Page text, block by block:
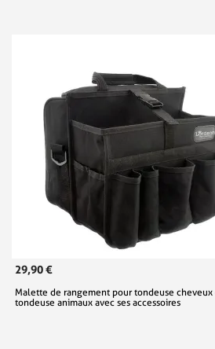
29,90 €
Malette de rangement pour tondeuse cheveux
tondeuse animaux avec ses accessoires